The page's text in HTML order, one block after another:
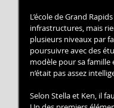
L’école de Grand
infrastructures, mais
plusieurs niveaux par
poursuivre avec des
modèle pour sa famille
n’était pas assez
Selon Stella et Ken, il